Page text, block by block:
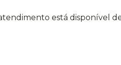
está disponível